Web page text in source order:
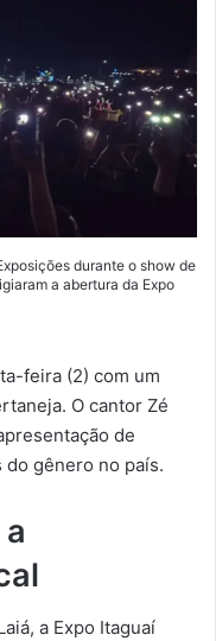
durante o show de
a abertura da Expo
feira (2) com um
O cantor Zé
de
gênero no país.
a Expo Itaguaí